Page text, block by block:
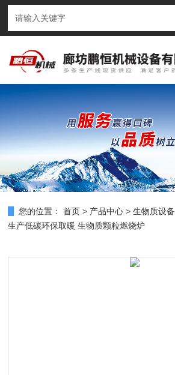
您的位置： 首页 > 产品中心 >生物质设备
生产低碳环保取暖 生物质颗粒燃烧炉